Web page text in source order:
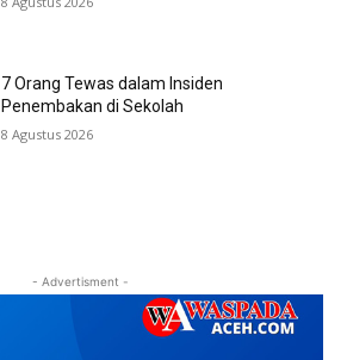
7 Orang Tewas dalam Insiden
Penembakan di Sekolah
8 Agustus 2026
- Advertisment -